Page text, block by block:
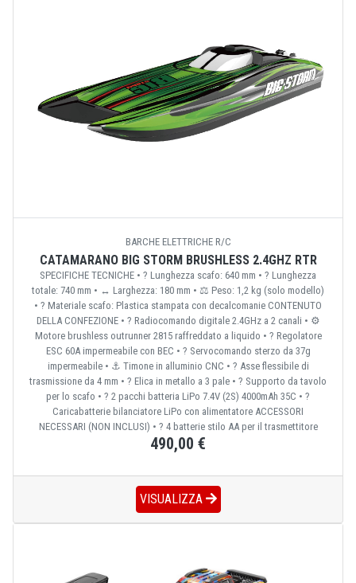
BARCHE ELETTRICHE R/C
CATAMARANO BIG STORM BRUSHLESS 2.4GHZ RTR
SPECIFICHE TECNICHE • ? Lunghezza scafo: 640 mm • ? Lunghezza
totale: 740 mm • ↔️ Larghezza: 180 mm • ⚖️ Peso: 1,2 kg (solo modello)
• ?️ Materiale scafo: Plastica stampata con decalcomanie CONTENUTO
DELLA CONFEZIONE • ? Radiocomando digitale 2.4GHz a 2 canali • ⚙️
Motore brushless outrunner 2815 raffreddato a liquido • ? Regolatore
ESC 60A impermeabile con BEC • ?️ Servocomando sterzo da 37g
impermeabile • ⚓ Timone in alluminio CNC • ? Asse flessibile di
trasmissione da 4 mm • ? Elica in metallo a 3 pale • ? Supporto da tavolo
per lo scafo • ? 2 pacchi batteria LiPo 7.4V (2S) 4000mAh 35C • ?
Caricabatterie bilanciatore LiPo con alimentatore ACCESSORI
NECESSARI (NON INCLUSI) • ? 4 batterie stilo AA per il trasmettitore
490,00 €
VISUALIZZA